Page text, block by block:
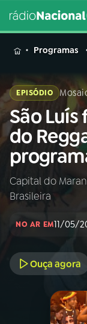
MENU
Buscar
na
Rádio
Nacional
INÍCIO
A RÁDIO
Programas
EPISÓDIO
São
do
Capital do
Brasileira
NO AR EM11/05/
Ouça agora